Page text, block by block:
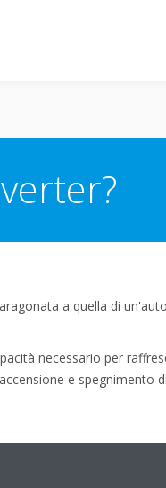
a quella di
necessario per
e spegnimento